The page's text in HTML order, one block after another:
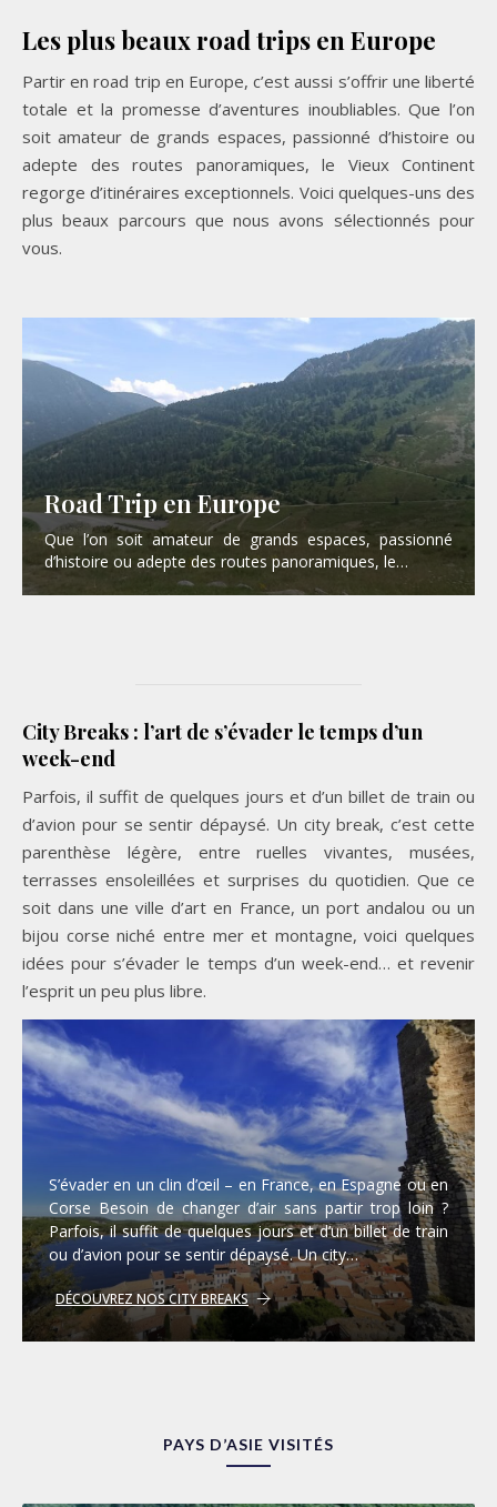
Les plus beaux road trips en Europe
Partir en road trip en Europe, c’est aussi s’offrir une liberté
totale et la promesse d’aventures inoubliables. Que l’on
soit amateur de grands espaces, passionné d’histoire ou
adepte des routes panoramiques, le Vieux Continent
regorge d’itinéraires exceptionnels. Voici quelques-uns des
plus beaux parcours que nous avons sélectionnés pour
vous.
Road Trip en Europe
Que l’on soit amateur de grands espaces, passionné
d’histoire ou adepte des routes panoramiques, le…
City Breaks : l’art de s’évader le temps d’un
week-end
Parfois, il suffit de quelques jours et d’un billet de train ou
d’avion pour se sentir dépaysé. Un city break, c’est cette
parenthèse légère, entre ruelles vivantes, musées,
terrasses ensoleillées et surprises du quotidien. Que ce
soit dans une ville d’art en France, un port andalou ou un
bijou corse niché entre mer et montagne, voici quelques
idées pour s’évader le temps d’un week-end… et revenir
l’esprit un peu plus libre.
S’évader en un clin d’œil – en France, en Espagne ou en
Corse Besoin de changer d’air sans partir trop loin ?
Parfois, il suffit de quelques jours et d’un billet de train
ou d’avion pour se sentir dépaysé. Un city…
DÉCOUVREZ NOS CITY BREAKS
PAYS D’ASIE VISITÉS